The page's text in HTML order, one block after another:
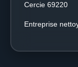
Cercie 69220
Entreprise